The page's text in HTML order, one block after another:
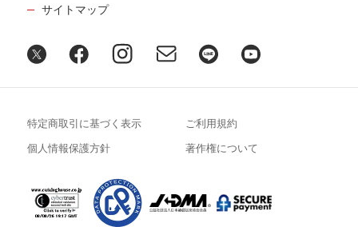
サイトマップ
特定商取引に基づく表示 ご利用規約
個人情報保護方針 著作権について